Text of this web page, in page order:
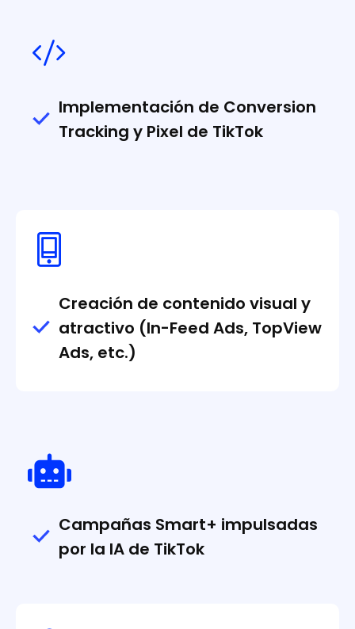
Implementación de Conversion
Tracking y Pixel de TikTok
Creación de contenido visual y
atractivo (In-Feed Ads, TopView
Ads, etc.)
Campañas Smart+ impulsadas
por la IA de TikTok